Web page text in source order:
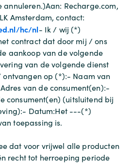
annuleren.)Aan: Recharge.com,
Amsterdam, contact:
hc/nl- Ik / wij (*)
contract dat door mij / ons
aankoop van de volgende
van de volgende dienst
op (*):- Naam van
van de consument(en):-
consument(en) (uitsluitend bij
- Datum:Het ---(*)
toepassing is.
dat voor vrijwel alle producten
recht tot herroeping periode